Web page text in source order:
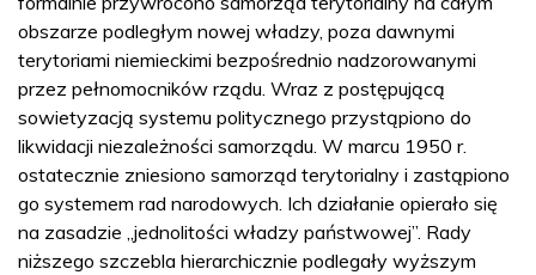
obszarze podległym nowej władzy, poza dawnymi
terytoriami niemieckimi bezpośrednio nadzorowanymi
przez pełnomocników rządu. Wraz z postępującą
sowietyzacją systemu politycznego przystąpiono do
likwidacji niezależności samorządu. W marcu 1950 r.
ostatecznie zniesiono samorząd terytorialny i zastąpiono
go systemem rad narodowych. Ich działanie opierało się
na zasadzie „jednolitości władzy państwowej”. Rady
niższego szczebla hierarchicznie podlegały wyższym